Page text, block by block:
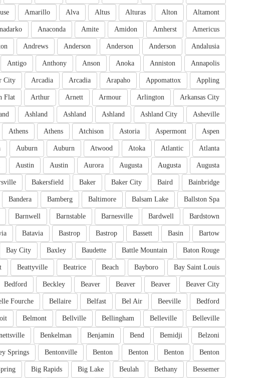
Altamont
Alton
Alturas
Altus
Alva
Amarillo
Americus
Amherst
Amidon
Amite
Anaconda
Andalusia
Anderson
Anderson
Anderson
Andrews
Annapolis
Anniston
Anoka
Anson
Anthony
Antigo
Appling
Appomattox
Arapaho
Arcadia
Arcadia
City
Arkansas City
Arlington
Armour
Arnett
Arthur
Flat
Asheville
Ashland City
Ashland
Ashland
Ashland
Aspen
Aspermont
Astoria
Atchison
Athens
Athens
Atlanta
Atlantic
Atoka
Atwood
Auburn
Auburn
Augusta
Augusta
Augusta
Aurora
Austin
Austin
Bainbridge
Baird
Baker City
Baker
Bakersfield
Ballston Spa
Balsam Lake
Baltimore
Bamberg
Bandera
Bardstown
Bardwell
Barnesville
Barnstable
Barnwell
Bartow
Basin
Bassett
Bastrop
Bastrop
Batavia
Baton Rouge
Battle Mountain
Baudette
Baxley
Bay City
Bay Saint Louis
Bayboro
Beach
Beatrice
Beattyville
Beaver City
Beaver
Beaver
Beaver
Beckley
Bedford
Bedford
Beeville
Bel Air
Belfast
Bellaire
Fourche
Belleville
Belleville
Bellingham
Bellville
Belmont
Belzoni
Bemidji
Bend
Benjamin
Benkelman
Benton
Benton
Benton
Benton
Bentonville
Springs
Bessemer
Bethany
Beulah
Big Lake
Big Rapids